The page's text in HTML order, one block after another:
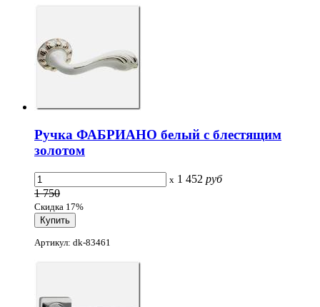
Ручка ФАБРИАНО белый с блестящим
золотом
x 1 452 руб
1 750
Скидка 17%
Артикул: dk-83461